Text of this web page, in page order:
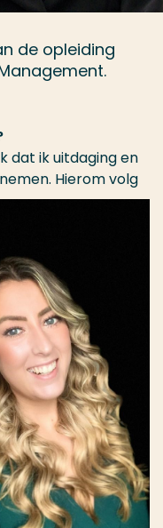
de opleiding
dat ik uitdaging en
Hierom volg